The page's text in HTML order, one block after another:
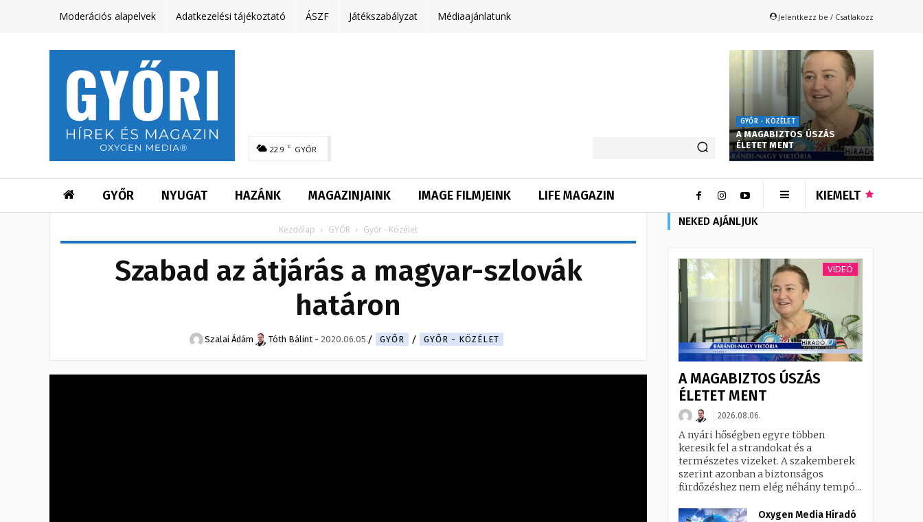
Moderációs alapelvek Adatkezelési tájékoztató ÁSZF Játékszabályzat Médiaajánlatunk Jelentkezz be / Csatlakozz
22.9 C GYŐR
GYŐR - KÖZÉLET
A MAGABIZTOS ÚSZÁS
ÉLETET MENT
GYŐR NYUGAT HAZÁNK MAGAZINJAINK IMAGE FILMJEINK LIFE MAGAZIN KIEMELT
Kezdőlap GYŐR Győr - Közélet
Szabad az átjárás a magyar-szlovák
határon
Szalai Ádám Tóth Bálint - 2020.06.05. GYŐR GYŐR - KÖZÉLET
NEKED AJÁNLJUK
VIDEÓ
A MAGABIZTOS ÚSZÁS
ÉLETET MENT
2026.08.06.
A nyári hőségben egyre többen
keresik fel a strandokat és a
természetes vizeket. A szakemberek
szerint azonban a biztonságos
fürdőzéshez nem elég néhány tempó...
Oxygen Media Híradó